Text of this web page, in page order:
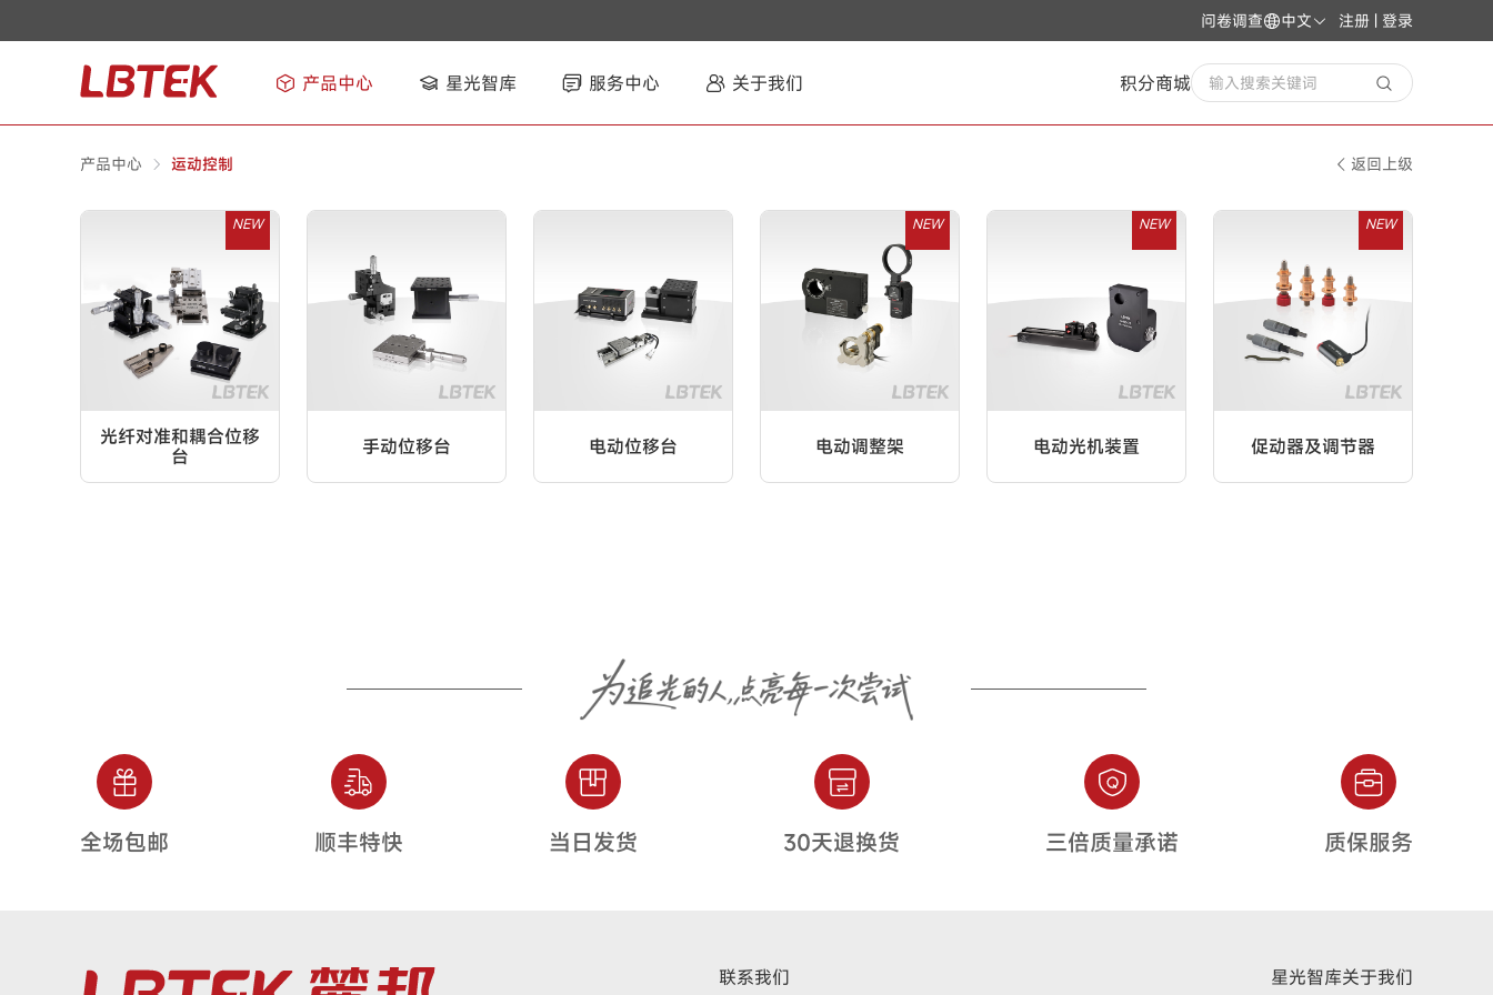
问卷调查 中文 注册 | 登录
产品中心 星光智库 服务中心 关于我们 积分商城 输入搜索关键词
产品中心 运动控制 返回上级
NEW
光纤对准和耦合位移
台
手动位移台 电动位移台
NEW
电动调整架
NEW
电动光机装置
NEW
促动器及调节器
全场包邮 顺丰特快 当日发货 30天退换货 三倍质量承诺 质保服务
联系我们 星光智库关于我们